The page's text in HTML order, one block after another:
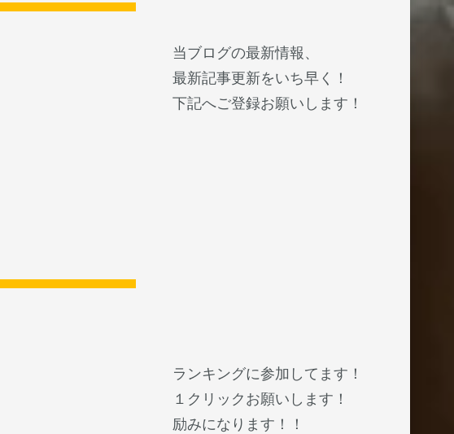
当ブログの最新情報、
最新記事更新をいち早く！
下記へご登録お願いします！
ランキングに参加してます！
１クリックお願いします！
励みになります！！